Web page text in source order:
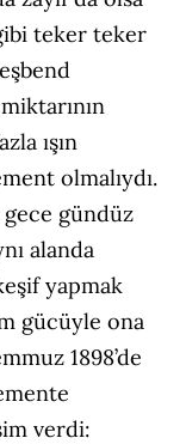
teker teker
ışın
olmalıydı.
gündüz
alanda
yapmak
gücüyle ona
1898’de
verdi: